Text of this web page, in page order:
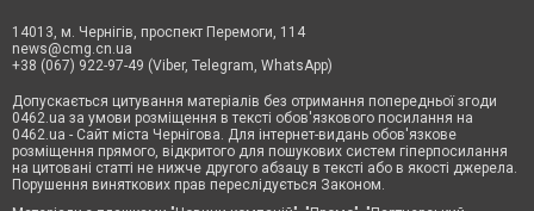
14013, м. Чернігів, проспект Перемоги, 114
news@cmg.cn.ua
+38 (067) 922-97-49 (Viber, Telegram, WhatsApp)
Допускається цитування матеріалів без отримання попередньої згоди
0462.ua за умови розміщення в тексті обов'язкового посилання на
0462.ua - Сайт міста Чернігова. Для інтернет-видань обов'язкове
розміщення прямого, відкритого для пошукових систем гіперпосилання
на цитовані статті не нижче другого абзацу в тексті або в якості джерела.
Порушення виняткових прав переслідується Законом.